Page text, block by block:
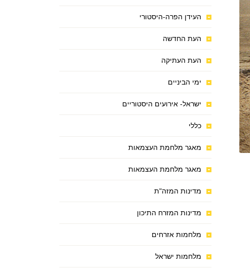
העידן הפרה-היסטורי
העת החדשה
העת העתיקה
ימי הביניים
ישראל- אירועים היסטוריים
כללי
מאגר מלחמת העצמאות
מאגר מלחמת העצמאות
מדינות המזה"ת
מדינות המזרח התיכון
מלחמות אזרחים
מלחמות ישראל